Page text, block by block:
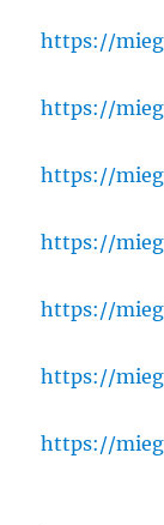
https://
https://
https://
https://
https://
https://
https://